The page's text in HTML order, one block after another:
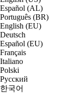
Español (AL)
Português (BR)
English (EU)
Deutsch
Español (EU)
Français
Italiano
Polski
Русский
한국어